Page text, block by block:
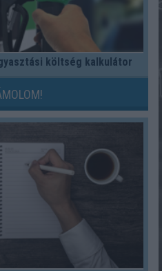
költség kalkulátor